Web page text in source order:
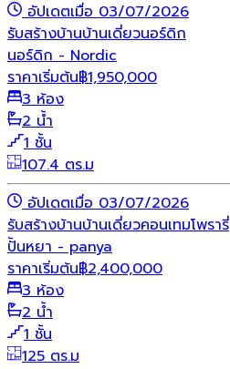
อัปเดตเมื่อ 03/07/2026
รับสร้างบ้านบ้านเดี่ยวนอร์ดิก
นอร์ดิก - Nordic
ราคาเริ่มต้น฿1,950,000
3 ห้อง
2 น้ำ
1 ชั้น
107.4 ตร.ม
อัปเดตเมื่อ 03/07/2026
รับสร้างบ้านบ้านเดี่ยวคอนเทมโพรารี่
ปั้นหยา - panya
ราคาเริ่มต้น฿2,400,000
3 ห้อง
2 น้ำ
1 ชั้น
125 ตร.ม